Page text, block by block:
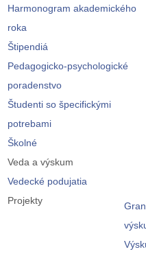
Harmonogram akademického
roka
Štipendiá
Pedagogicko-psychologické
poradenstvo
Študenti so špecifickými
potrebami
Školné
Veda a výskum
Vedecké podujatia
Projekty